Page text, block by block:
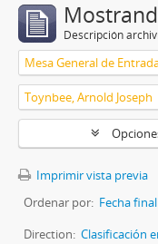
Descripción
Toynbee, Arnold Joseph
Imprimir vista previa
Ordenar por: Fecha final
Direction: Clasificación